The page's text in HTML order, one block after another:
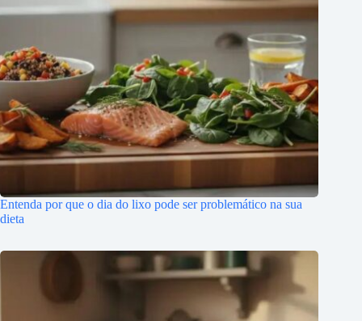
Entenda por que o dia do lixo pode ser problemático na sua
dieta